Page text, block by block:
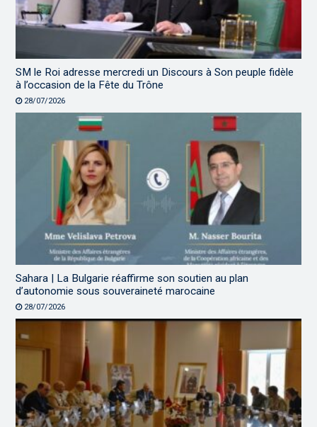
SM le Roi adresse mercredi un Discours à Son peuple fidèle
à l’occasion de la Fête du Trône
28/07/2026
Sahara | La Bulgarie réaffirme son soutien au plan
d’autonomie sous souveraineté marocaine
28/07/2026